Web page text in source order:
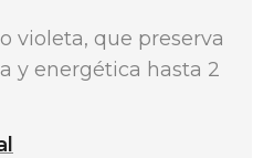
violeta, que preserva
y energética hasta 2